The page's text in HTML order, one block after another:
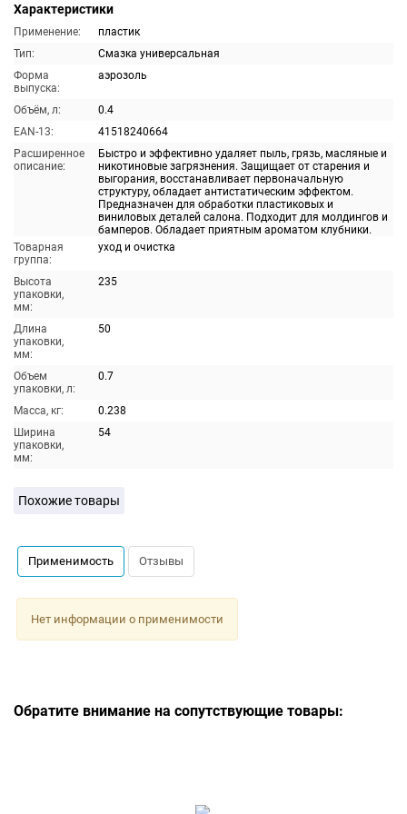
Характеристики
Применение:
пластик
Тип:
Смазка универсальная
Форма
выпуска:
аэрозоль
Объём, л:
0.4
EAN-13:
41518240664
Расширенное
описание:
Быстро и эффективно удаляет пыль, грязь, масляные и
никотиновые загрязнения. Защищает от старения и
выгорания, восстанавливает первоначальную
структуру, обладает антистатическим эффектом.
Предназначен для обработки пластиковых и
виниловых деталей салона. Подходит для молдингов и
бамперов. Обладает приятным ароматом клубники.
Товарная
группа:
уход и очистка
Высота
упаковки,
мм:
235
Длина
упаковки,
мм:
50
Объем
упаковки, л:
0.7
Масса, кг:
0.238
Ширина
упаковки,
мм:
54
Похожие товары
Применимость Отзывы
Нет информации о применимости
Обратите внимание на сопутствующие товары: